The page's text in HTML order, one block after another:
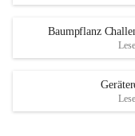
Baumpflanz